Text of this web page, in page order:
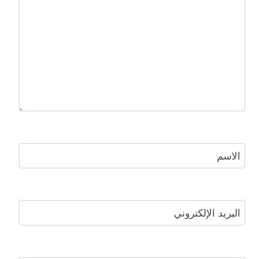
الاسم
البريد الإلكتروني